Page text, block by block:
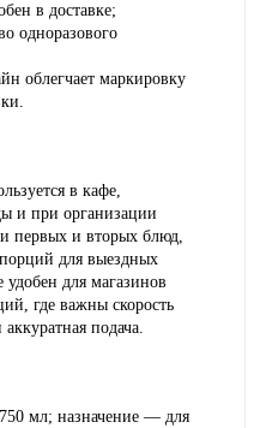
в доставке;
одноразового
облегчает маркировку
в кафе,
и при организации
первых и вторых блюд,
для выездных
для магазинов
где важны скорость
подача.
мл; назначение — для